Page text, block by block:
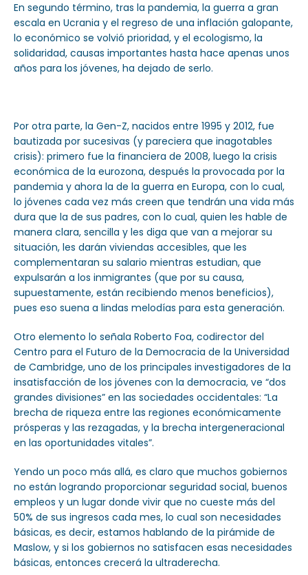
En segundo término, tras la pandemia, la guerra a gran
escala en Ucrania y el regreso de una inflación galopante,
lo económico se volvió prioridad, y el ecologismo, la
solidaridad, causas importantes hasta hace apenas unos
años para los jóvenes, ha dejado de serlo.
Por otra parte, la Gen-Z, nacidos entre 1995 y 2012, fue
bautizada por sucesivas (y pareciera que inagotables
crisis): primero fue la financiera de 2008, luego la crisis
económica de la eurozona, después la provocada por la
pandemia y ahora la de la guerra en Europa, con lo cual,
lo jóvenes cada vez más creen que tendrán una vida más
dura que la de sus padres, con lo cual, quien les hable de
manera clara, sencilla y les diga que van a mejorar su
situación, les darán viviendas accesibles, que les
complementaran su salario mientras estudian, que
expulsarán a los inmigrantes (que por su causa,
supuestamente, están recibiendo menos beneficios),
pues eso suena a lindas melodías para esta generación.
Otro elemento lo señala Roberto Foa, codirector del
Centro para el Futuro de la Democracia de la Universidad
de Cambridge, uno de los principales investigadores de la
insatisfacción de los jóvenes con la democracia, ve “dos
grandes divisiones” en las sociedades occidentales: “La
brecha de riqueza entre las regiones económicamente
prósperas y las rezagadas, y la brecha intergeneracional
en las oportunidades vitales”.
Yendo un poco más allá, es claro que muchos gobiernos
no están logrando proporcionar seguridad social, buenos
empleos y un lugar donde vivir que no cueste más del
50% de sus ingresos cada mes, lo cual son necesidades
básicas, es decir, estamos hablando de la pirámide de
Maslow, y si los gobiernos no satisfacen esas necesidades
básicas, entonces crecerá la ultraderecha.